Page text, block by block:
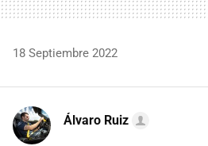
18 Septiembre 2022
Álvaro Ruiz